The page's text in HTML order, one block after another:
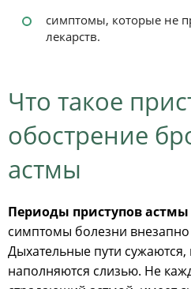
симптомы, которые не
лекарств.
Что такое
обострение
астмы
Периоды приступов астмы
симптомы болезни
Дыхательные пути сужаются,
наполняются слизью. Не